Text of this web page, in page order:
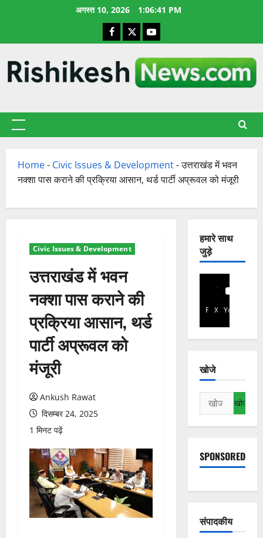
अगस्त 10, 2026 1:06:42 PM
Facebook
X YouTube
प्राथमिक
Home- Civic Issues & Development-उत्तराखंड में भवन
नक्शा पास कराने की प्रक्रिया आसान, थर्ड पार्टी अप्रूवल को मंजूरी
Civic Issues & Development
उत्तराखंड में भवन
नक्शा पास कराने की
प्रक्रिया आसान, थर्ड
पार्टी अप्रूवल को
मंजूरी
Ankush Rawat
दिसम्बर 24, 2025
1 मिनट पढ़ें
हमारे साथ
जुड़े
Facebook
X YouTube
खोजे
निम्न
को
खोजें:
SPONSORED
संपादकीय